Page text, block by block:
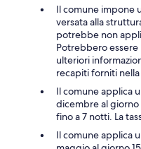
Il comune impone
versata alla
potrebbe non
Potrebbero essere
ulteriori
recapiti forniti
Il comune applica
dicembre al giorno
fino a 7 notti. La
Il comune applica